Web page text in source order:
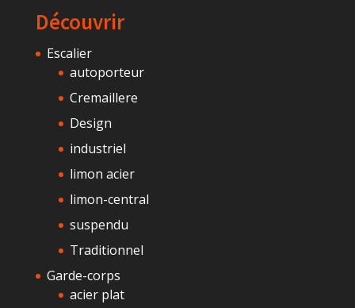
Découvrir
Escalier
autoporteur
Cremaillere
Design
industriel
limon acier
limon-central
suspendu
Traditionnel
Garde-corps
acier plat